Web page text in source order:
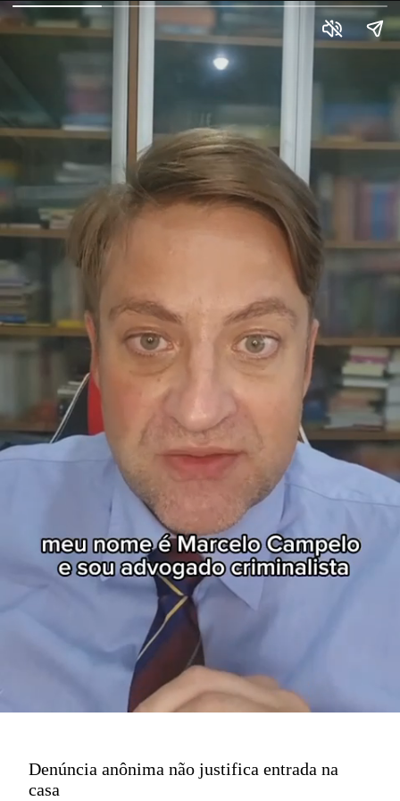
Denúncia anônima não justifica entrada na
casa